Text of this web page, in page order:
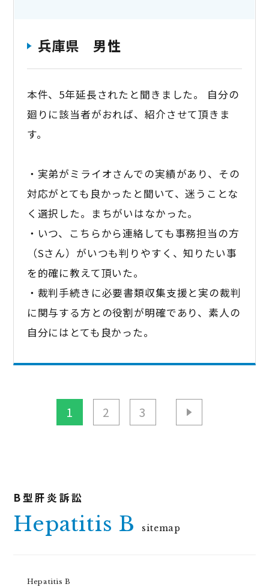
兵庫県 男性
本件、5年延長されたと聞きました。 自分の
廻りに該当者がおれば、紹介させて頂きま
す。
・実弟がミライオさんでの実績があり、その
対応がとても良かったと聞いて、迷うことな
く選択した。まちがいはなかった。
・いつ、こちらから連絡しても事務担当の方
（Sさん）がいつも判りやすく、知りたい事
を的確に教えて頂いた。
・裁判手続きに必要書類収集支援と実の裁判
に関与する方との役割が明確であり、素人の
自分にはとても良かった。
1 2 3
Hepatitis B sitemap
Hepatitis B